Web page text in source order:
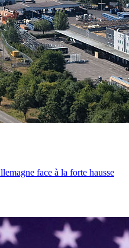
face à la forte hausse